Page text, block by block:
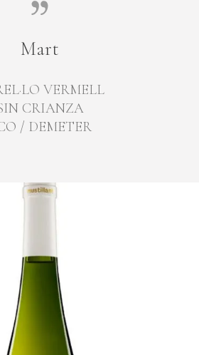
Mart
VERMELL
CRIANZA
/ DEMETER